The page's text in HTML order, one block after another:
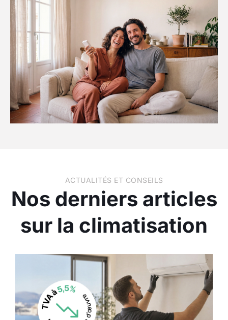
ACTUALITÉS ET CONSEILS
Nos derniers articles
sur la climatisation